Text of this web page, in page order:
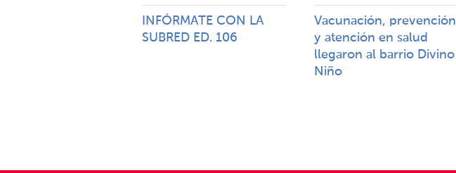
INFÓRMATE CON LA
SUBRED ED. 106
Vacunación, prevención
y atención en salud
llegaron al barrio Divino
Niño